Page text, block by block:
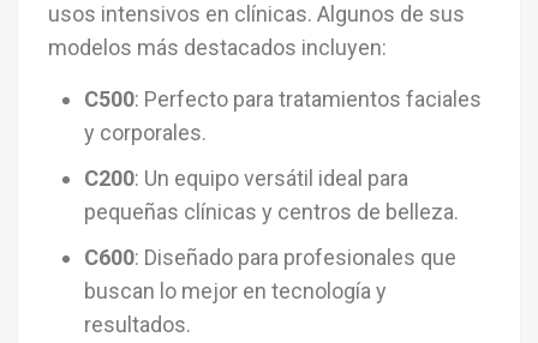
usos intensivos en clínicas. Algunos de sus
modelos más destacados incluyen:
C500: Perfecto para tratamientos faciales
y corporales.
C200: Un equipo versátil ideal para
pequeñas clínicas y centros de belleza.
C600: Diseñado para profesionales que
buscan lo mejor en tecnología y
resultados.